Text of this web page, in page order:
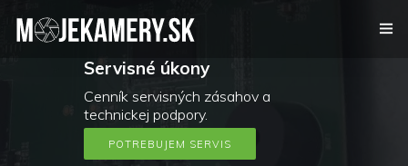
Servisné úkony
Cenník servisných zásahov a
technickej podpory.
POTREBUJEM SERVIS